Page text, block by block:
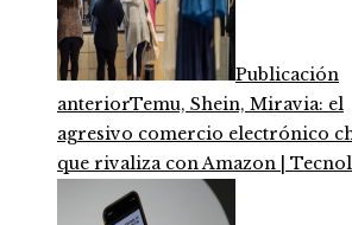
Publicación
anteriorTemu, Shein, Miravia: el
agresivo comercio electrónico
que rivaliza con Amazon |